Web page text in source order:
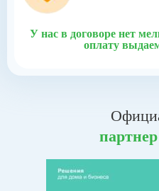
У нас в договоре нет
оплату